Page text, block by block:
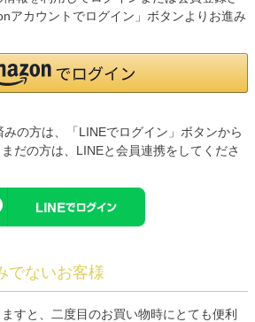
アカウントでログイン」ボタンよりお進み
の方は、「LINEでログイン」ボタンから
だの方は、 LINEと会員連携をしてくださ
でないお客様
すと、二度目のお買い物時にとても便利